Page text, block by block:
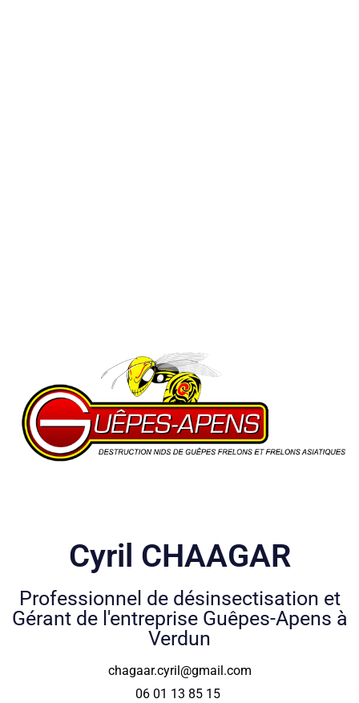
Cyril CHAAGAR
Professionnel de désinsectisation et
Gérant de l'entreprise Guêpes-Apens à
Verdun
chagaar.cyril@gmail.com
06 01 13 85 15